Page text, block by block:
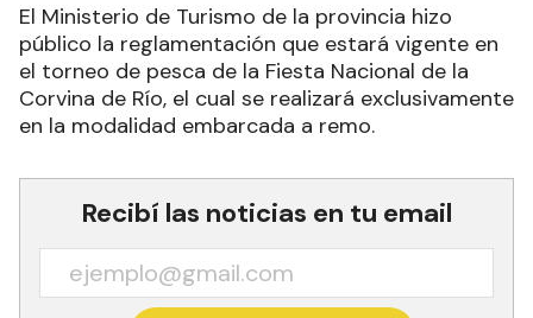
El Ministerio de Turismo de la provincia hizo
público la reglamentación que estará vigente en
el torneo de pesca de la Fiesta Nacional de la
Corvina de Río, el cual se realizará exclusivamente
en la modalidad embarcada a remo.
Recibí las noticias en tu email